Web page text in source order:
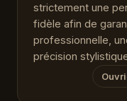
strictement une
fidèle afin de
professionnelle,
précision